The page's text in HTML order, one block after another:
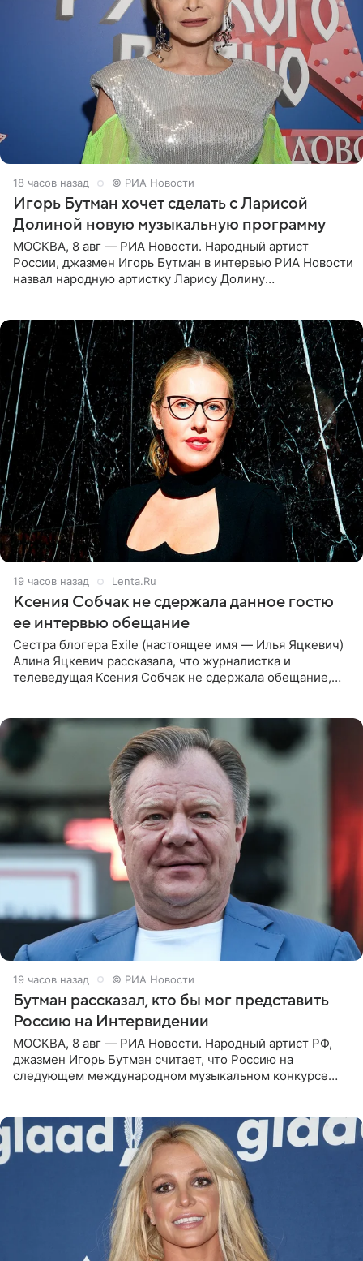
18 часов назад © РИА Новости
Игорь Бутман хочет сделать с Ларисой
Долиной новую музыкальную программу
МОСКВА, 8 авг — РИА Новости. Народный артист
России, джазмен Игорь Бутман в интервью РИА Новости
назвал народную артистку Ларису Долину
19 часов назад Lenta.Ru
Ксения Собчак не сдержала данное гостю
ее интервью обещание
Сестра блогера Exile (настоящее имя — Илья Яцкевич)
Алина Яцкевич рассказала, что журналистка и
телеведущая Ксения Собчак не сдержала обещание,
19 часов назад © РИА Новости
Бутман рассказал, кто бы мог представить
Россию на Интервидении
МОСКВА, 8 авг — РИА Новости. Народный артист РФ,
джазмен Игорь Бутман считает, что Россию на
следующем международном музыкальном конкурсе